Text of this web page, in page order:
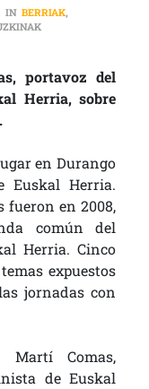
IN BERRIAK,
NUESTRAS
portavoz del
Herria, sobre
en Durango
Euskal Herria.
fueron en 2008,
común del
Herria. Cinco
expuestos
jornadas con
Martí Comas,
de Euskal